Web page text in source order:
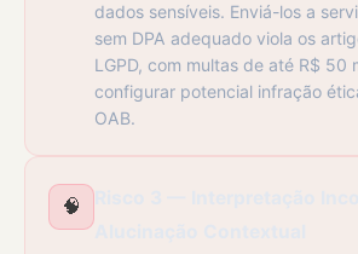
dados sensíveis. Enviá-los a
sem DPA adequado viola os
LGPD, com multas de até R$ 50
configurar potencial infração
OAB.
🧠